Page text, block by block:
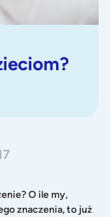
O ile my,
znaczenia, to już